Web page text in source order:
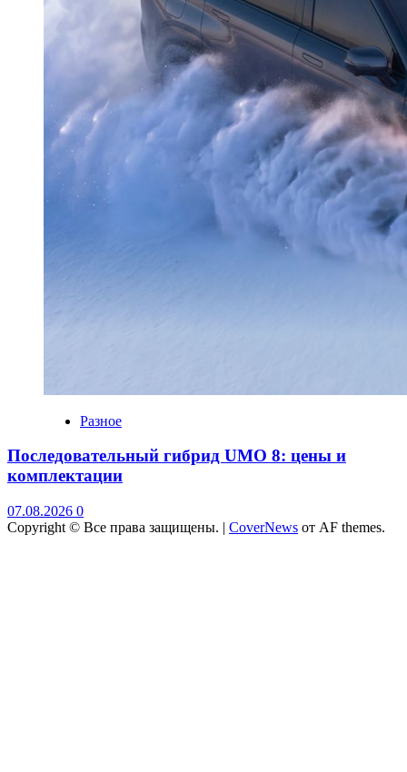
Разное
Последовательный гибрид UMO 8: цены и
комплектации
07.08.2026 0
Copyright © Все права защищены. | CoverNews от AF themes.